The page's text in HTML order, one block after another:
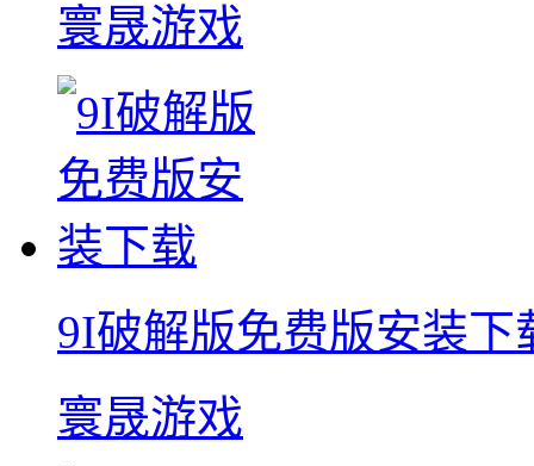
寰晟游戏
9I破解版免费版安装下
寰晟游戏